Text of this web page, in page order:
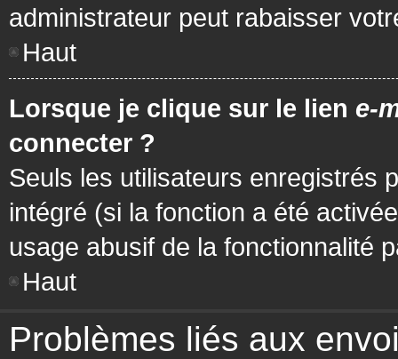
administrateur peut rabaisser
Haut
Lorsque je clique sur le lien e-
connecter ?
Seuls les utilisateurs enregistrés
intégré (si la fonction a été
usage abusif de la fonctionnalité
Haut
Problèmes liés aux